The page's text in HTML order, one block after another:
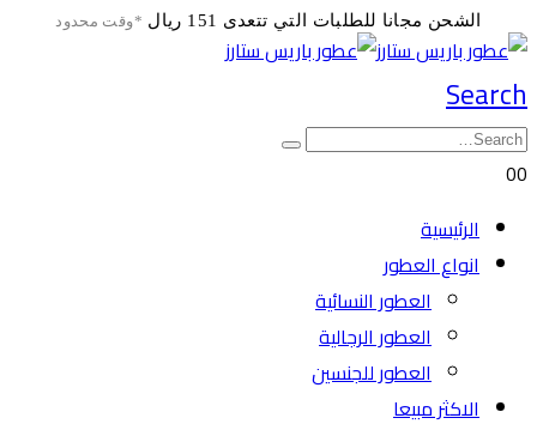
الشحن مجانا للطلبات التي تتعدى 151 ريال *وقت محدود
Search
00
الرئيسية
انواع العطور
العطور النسائية
العطور الرجالية
العطور للجنسين
الاكثر مبيعا